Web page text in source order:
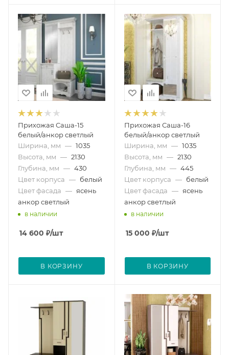
Прихожая Саша-15
белый/анкор светлый
Ширина, мм — 1035
Высота, мм — 2130
Глубина, мм — 430
Цвет корпуса — белый
Цвет фасада — ясень
анкор светлый
в наличии
14 600 ₽/шт
В КОРЗИНУ
Прихожая Саша-16
белый/анкор светлый
Ширина, мм — 1035
Высота, мм — 2130
Глубина, мм — 445
Цвет корпуса — белый
Цвет фасада — ясень
анкор светлый
в наличии
15 000 ₽/шт
В КОРЗИНУ